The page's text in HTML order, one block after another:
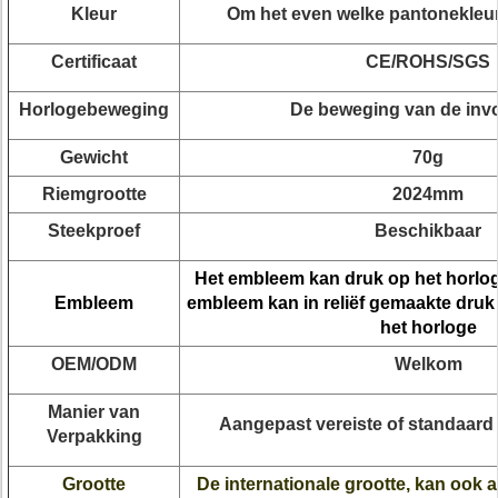
Kleur Om het even welke
Certificaat CE/ROHS/SGS
Horlogebeweging De beweging van de
Gewicht
70g
Riemgrootte
2024mm
Steekproef
Beschikbaar
Embleem
Het embleem kan druk op het
embleem kan in reliëf gemaakte
het horloge
OEM/ODM
Welkom
Manier van
Verpakking
Aangepast vereiste of
Grootte De internationale grootte, kan ook